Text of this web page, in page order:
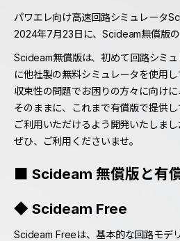
パワエレ向け高速回路シミュレータ
2024年7月23日に、Scideam無償版の
Scideam無償版は、初めて回路シミ
に他社製の無料シミュレータを使用
収束性の問題でお困りの方々に向け
そのままに、これまで有償版で提供
ご利用いただけるよう開発いたしまし
ぜひ、ご利用くださいませ。
■ Scideam 無償版と有
◆ Scideam Free
Scideam Freeは、基本的な回路モデ